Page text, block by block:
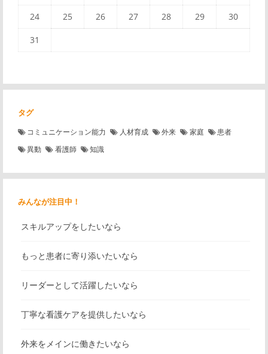
24 25 26 27 28 29 30
31
タグ
コミュニケーション能力 人材育成 外来 家庭
患者
異動
看護師 知識
みんなが注目中！
スキルアップをしたいなら
もっと患者に寄り添いたいなら
リーダーとして活躍したいなら
丁寧な看護ケアを提供したいなら
外来をメインに働きたいなら